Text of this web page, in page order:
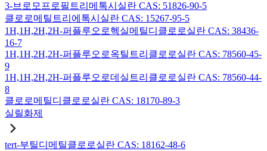
3-브로모프로필트리메톡시실란 CAS: 51826-90-5
클로로메틸트리에톡시실란 CAS: 15267-95-5
1H,1H,2H,2H-퍼플루오로헥실메틸디클로로실란 CAS: 38436-
16-7
1H,1H,2H,2H-퍼플루오로옥틸트리클로로실란 CAS: 78560-45-
9
1H,1H,2H,2H-퍼플루오로데실트리클로로실란 CAS: 78560-44-
8
클로로메틸디클로로실란 CAS: 18170-89-3
실릴화제
tert-부틸디메틸클로로실란 CAS: 18162-48-6